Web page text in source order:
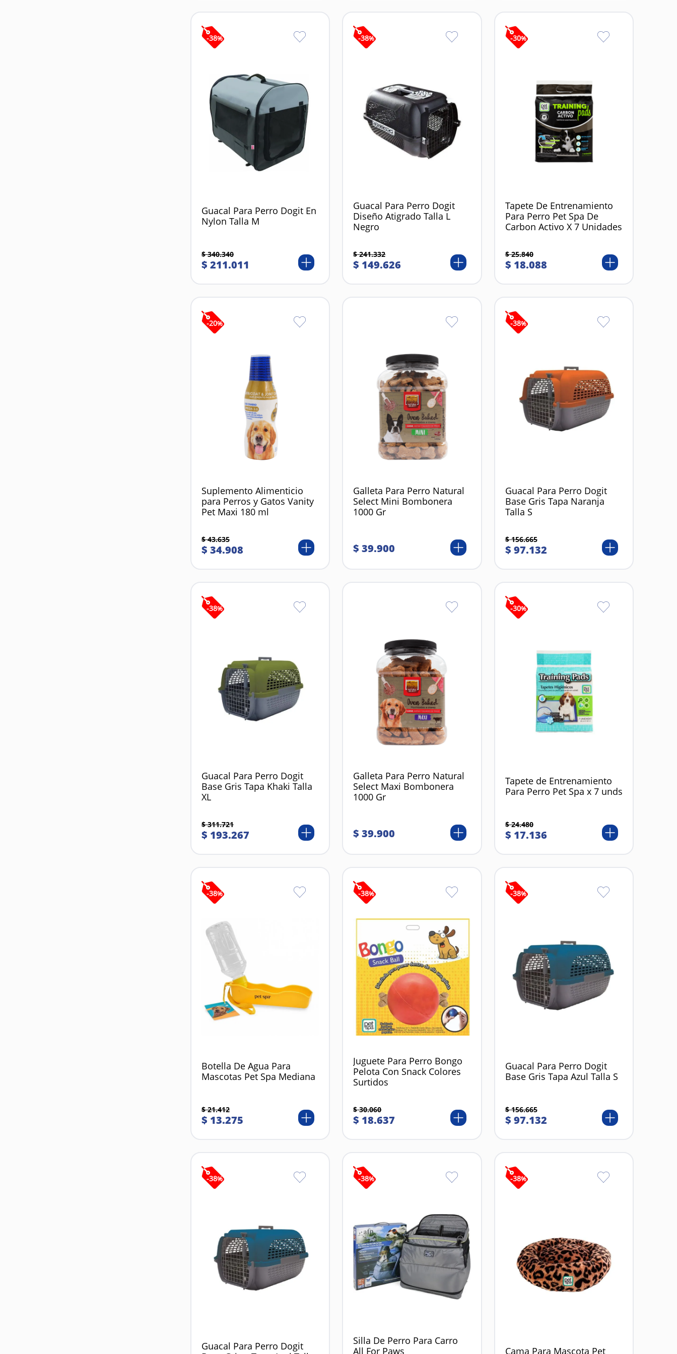
-38%
Guacal Para Perro Dogit En
Nylon Talla M
$ 340.340
$ 211.011
-38%
Guacal Para Perro Dogit
Diseño Atigrado Talla L
Negro
$ 241.332
$ 149.626
-30%
Tapete De Entrenamiento
Para Perro Pet Spa De
Carbon Activo X 7 Unidades
$ 25.840
$ 18.088
-20%
Suplemento Alimenticio
para Perros y Gatos Vanity
Pet Maxi 180 ml
$ 43.635
$ 34.908
Galleta Para Perro Natural
Select Mini Bombonera
1000 Gr
$ 39.900
-38%
Guacal Para Perro Dogit
Base Gris Tapa Naranja
Talla S
$ 156.665
$ 97.132
-38%
Guacal Para Perro Dogit
Base Gris Tapa Khaki Talla
XL
$ 311.721
$ 193.267
Galleta Para Perro Natural
Select Maxi Bombonera
1000 Gr
$ 39.900
-30%
Tapete de Entrenamiento
Para Perro Pet Spa x 7 unds
$ 24.480
$ 17.136
-38%
Botella De Agua Para
Mascotas Pet Spa Mediana
$ 21.412
$ 13.275
-38%
Juguete Para Perro Bongo
Pelota Con Snack Colores
Surtidos
$ 30.060
$ 18.637
-38%
Guacal Para Perro Dogit
Base Gris Tapa Azul Talla S
$ 156.665
$ 97.132
-38%
Guacal Para Perro Dogit
-38%
Silla De Perro Para Carro
All For Paws
-38%
Cama Para Mascota Pet